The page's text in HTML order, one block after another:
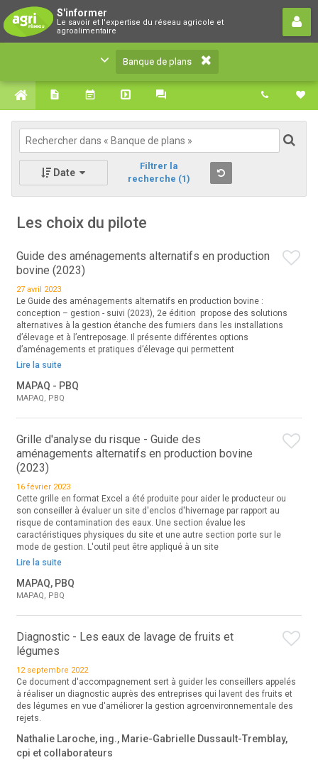
S'informer
Le savoir et l'expertise du réseau agricole et
agroalimentaire
Banque de plans
Le savoir et l'expertise du réseau agricole et
agroalimentaire
Banque de plans
Date
Filtrer la
recherche (1)
Les choix du pilote
Guide des aménagements alternatifs en production
bovine (2023)
27 avril 2023
Le Guide des aménagements alternatifs en production bovine :
conception – gestion - suivi (2023), 2e édition propose des solutions
alternatives à la gestion étanche des fumiers dans les installations
d’élevage et à l’entreposage. Il présente différentes options
d’aménagements et pratiques d’élevage qui permettent
Lire la suite
MAPAQ - PBQ
MAPAQ, PBQ
Grille d'analyse du risque - Guide des
aménagements alternatifs en production bovine
(2023)
16 février 2023
Cette grille en format Excel a été produite pour aider le producteur ou
son conseiller à évaluer un site d'enclos d'hivernage par rapport au
risque de contamination des eaux. Une section évalue les
caractéristiques physiques du site et une autre section porte sur le
mode de gestion. L'outil peut être appliqué à un site
Lire la suite
MAPAQ, PBQ
MAPAQ, PBQ
Diagnostic - Les eaux de lavage de fruits et
légumes
12 septembre 2022
Ce document d'accompagnement sert à guider les conseillers appelés
à réaliser un diagnostic auprès des entreprises qui lavent des fruits et
des légumes en vue d'améliorer la gestion agroenvironnementale des
rejets.
Nathalie Laroche, ing., Marie-Gabrielle Dussault-Tremblay,
cpi et collaborateurs